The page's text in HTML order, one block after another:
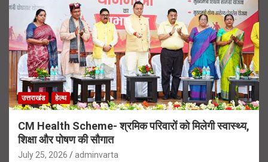
उत्तराखंड हेल्थ
CM Health Scheme- श्रमिक परिवारों को मिलेगी स्वास्थ्य,
शिक्षा और पोषण की सौगात
July 25, 2026 adminvarta